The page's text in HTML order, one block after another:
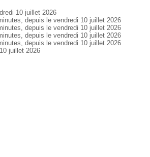
10 juillet 2026
depuis le vendredi 10 juillet 2026
depuis le vendredi 10 juillet 2026
depuis le vendredi 10 juillet 2026
depuis le vendredi 10 juillet 2026
juillet 2026